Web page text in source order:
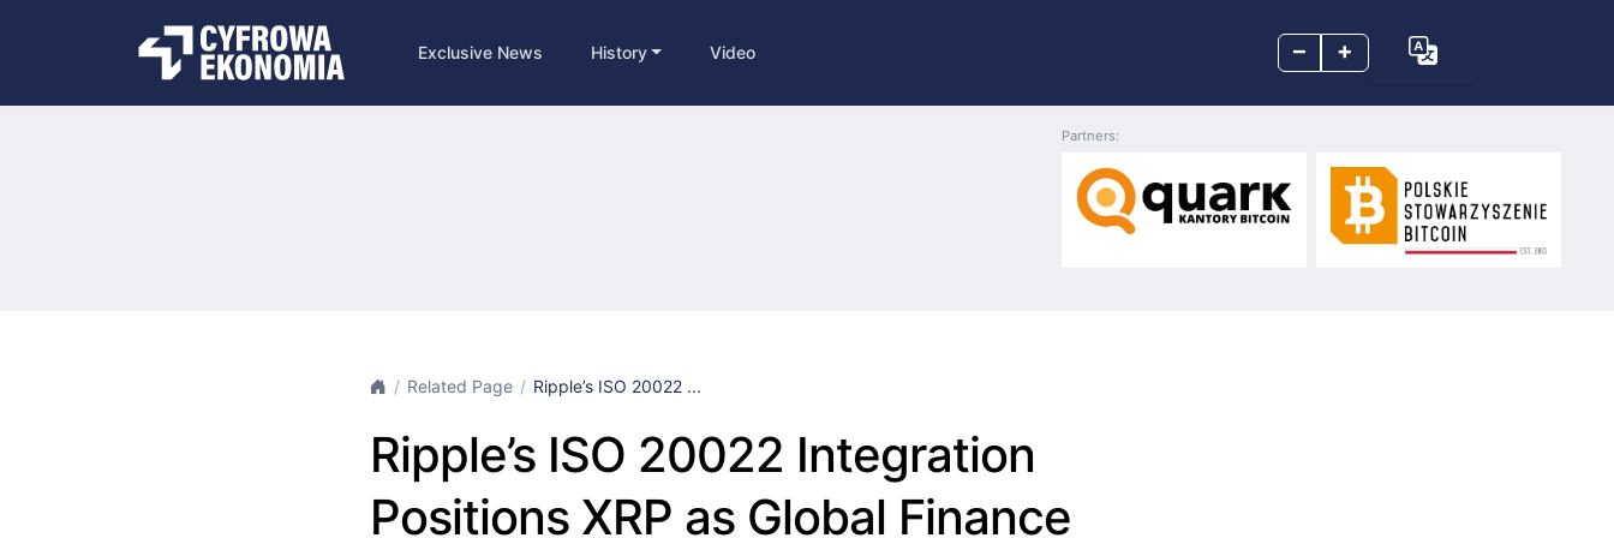
– +
Exclusive News History Video
Partners:
Related Page Ripple’s ISO 20022 ...
Ripple’s ISO 20022 Integration
Positions XRP as Global Finance